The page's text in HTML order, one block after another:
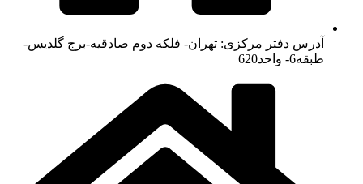
آدرس دفتر مرکزی: تهران- فلکه دوم صادقیه-برج گلدیس-
طبقه6- واحد620